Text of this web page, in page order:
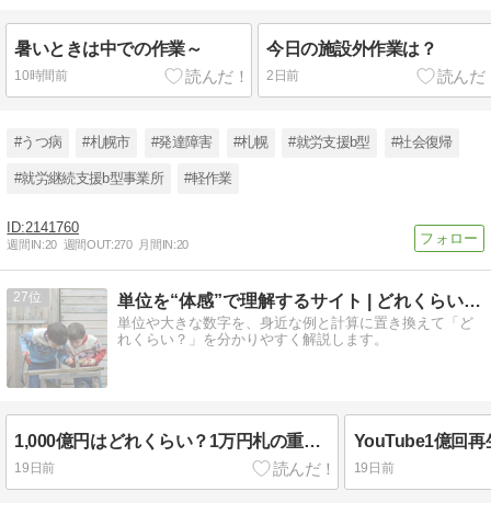
暑いときは中での作業～
10時間前
今日の施設外作業は？
2日前
#うつ病 #札幌市 #発達障害 #札幌 #就労支援b型 #社会復帰
#就労継続支援b型事業所 #軽作業
2141760
週間IN:20 週間OUT:270 月間IN:20
27 単位を“体感”で理解するサイト | どれくらい雑学
単位や大きな数字を、身近な例と計算に置き換えて「ど
れくらい？」を分かりやすく解説します。
1,000億円はどれくらい？1万円札の重さ・高さ・使い切る年数を計算
19日前 19日前